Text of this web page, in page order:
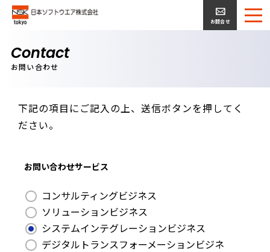
お問合せ
お問い合わせ
Contact
下記の項目にご記入の上、送信ボタンを押してく
ださい。
お問い合わせサービス
コンサルティングビジネス
ソリューションビジネス
システムインテグレーションビジネス
デジタルトランスフォーメーションビジネ